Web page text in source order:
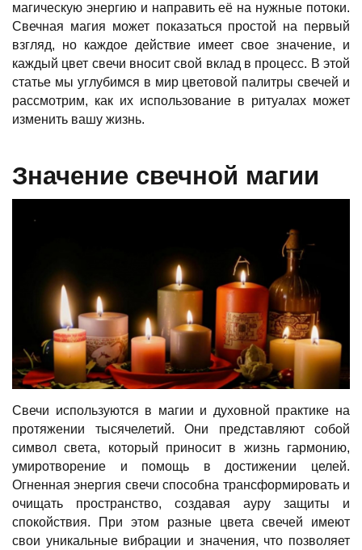
магическую энергию и направить её на нужные потоки.
Свечная магия может показаться простой на первый
взгляд, но каждое действие имеет свое значение, и
каждый цвет свечи вносит свой вклад в процесс. В этой
статье мы углубимся в мир цветовой палитры свечей и
рассмотрим, как их использование в ритуалах может
изменить вашу жизнь.
Значение свечной магии
Свечи используются в магии и духовной практике на
протяжении тысячелетий. Они представляют собой
символ света, который приносит в жизнь гармонию,
умиротворение и помощь в достижении целей.
Огненная энергия свечи способна трансформировать и
очищать пространство, создавая ауру защиты и
спокойствия. При этом разные цвета свечей имеют
свои уникальные вибрации и значения, что позволяет